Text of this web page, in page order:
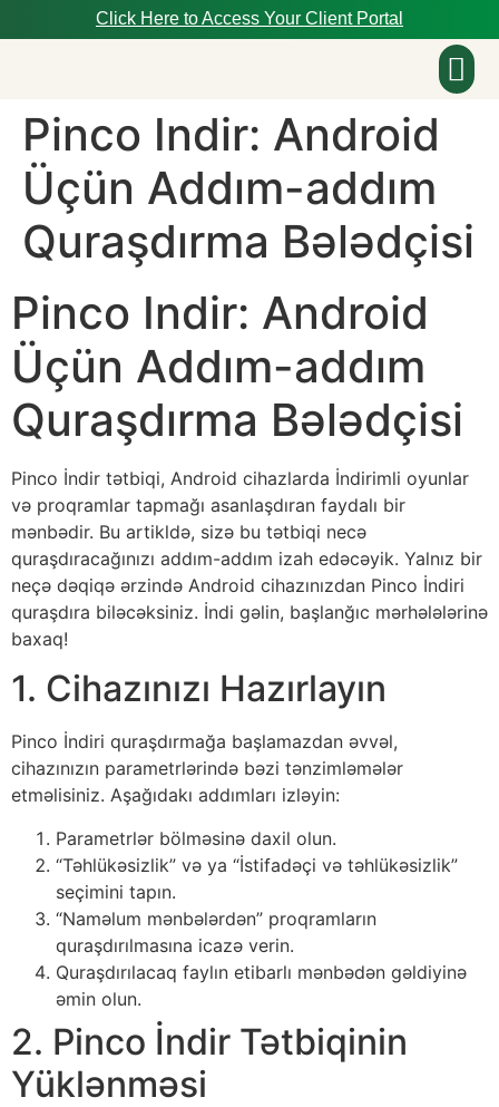
Click Here to Access Your Client Portal
Pinco Indir: Android
Üçün Addım-addım
Quraşdırma Bələdçisi
Pinco Indir: Android
Üçün Addım-addım
Quraşdırma Bələdçisi
Pinco İndir tətbiqi, Android cihazlarda İndirimli oyunlar
və proqramlar tapmağı asanlaşdıran faydalı bir
mənbədir. Bu artikldə, sizə bu tətbiqi necə
quraşdıracağınızı addım-addım izah edəcəyik. Yalnız bir
neçə dəqiqə ərzində Android cihazınızdan Pinco İndiri
quraşdıra biləcəksiniz. İndi gəlin, başlanğıc mərhələlərinə
baxaq!
1. Cihazınızı Hazırlayın
Pinco İndiri quraşdırmağa başlamazdan əvvəl,
cihazınızın parametrlərində bəzi tənzimləmələr
etməlisiniz. Aşağıdakı addımları izləyin:
Parametrlər bölməsinə daxil olun.
“Təhlükəsizlik” və ya “İstifadəçi və təhlükəsizlik”
seçimini tapın.
“Naməlum mənbələrdən” proqramların
quraşdırılmasına icazə verin.
Quraşdırılacaq faylın etibarlı mənbədən gəldiyinə
əmin olun.
2. Pinco İndir Tətbiqinin
Yüklənməsi